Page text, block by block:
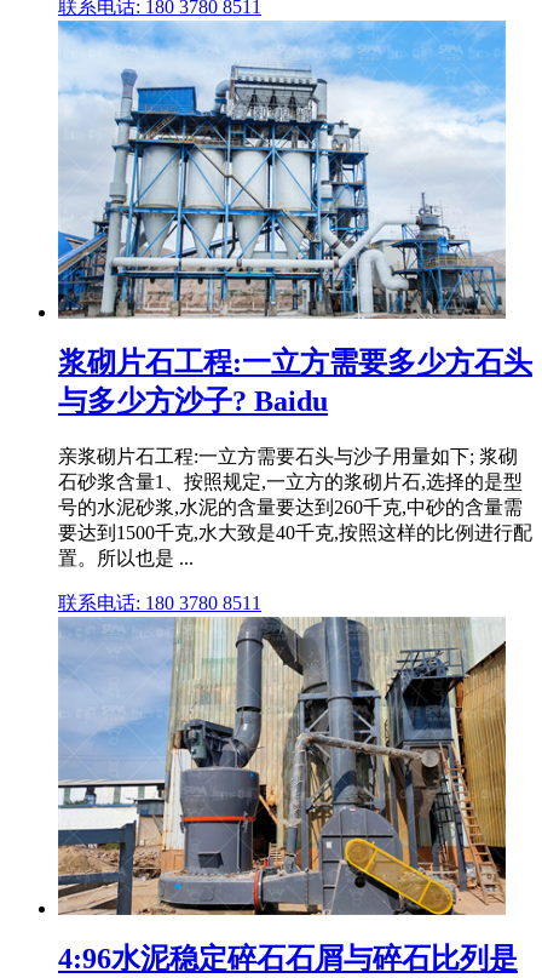
联系电话: 180 3780 8511
浆砌片石工程:一立方需要多少方石头
与多少方沙子? Baidu
亲浆砌片石工程:一立方需要石头与沙子用量如下; 浆砌
石砂浆含量1、按照规定,一立方的浆砌片石,选择的是型
号的水泥砂浆,水泥的含量要达到260千克,中砂的含量需
要达到1500千克,水大致是40千克,按照这样的比例进行配
置。所以也是 ...
联系电话: 180 3780 8511
4:96水泥稳定碎石石屑与碎石比列是